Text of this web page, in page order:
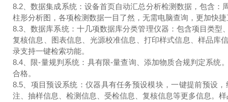
8.2、数据集成系统：设备首页自动汇总分析检测数据，包含
柱形分析图，各项检测数据一目了然，无需电脑查询，更加快
8.3、数据库系统：十几项数据库分类管理仪器：包含项目类
复核信息、图表信息、光源校准信息、打印样式信息、样品库
录支持一键检索功能。
8.4、限-量规判系统：具有限-量查询、添加物质合规判定系统
合格。
8.5、项目预设系统：仪器具有任务预设模块，一键提前预设
注、抽样信息、检测信息、受检信息、复核信息等更多信息。